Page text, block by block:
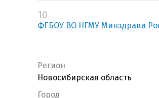
10
ФГБОУ ВО НГМУ Минздрава
Регион
Новосибирская область
Город